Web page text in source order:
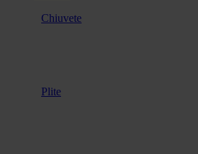
Chiuvete
Plite